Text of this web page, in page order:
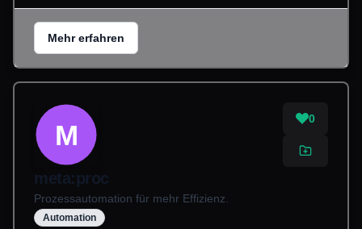
Mehr erfahren
M
0
meta:proc
Prozessautomation für mehr Effizienz.
Automation